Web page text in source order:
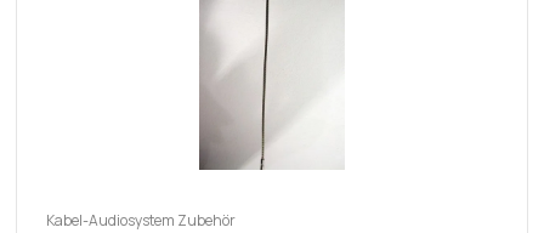
Kabel-Audiosystem Zubehör